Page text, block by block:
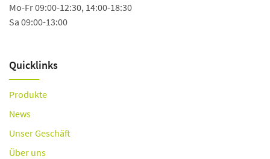
Mo-Fr 09:00-12:30, 14:00-18:30
Sa 09:00-13:00
Quicklinks
Produkte
News
Unser Geschäft
Über uns